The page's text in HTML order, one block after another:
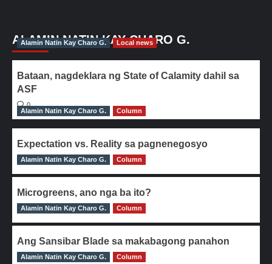
ALAMIN NATIN KAY CHARO G.
Alamin Natin Kay Charo G. Local news
Bataan, nagdeklara ng State of Calamity dahil sa
ASF
0
Alamin Natin Kay Charo G.
Column
Expectation vs. Reality sa pagnenegosyo
0
Alamin Natin Kay Charo G. Column
Microgreens, ano nga ba ito?
0
Alamin Natin Kay Charo G. Column
Ang Sansibar Blade sa makabagong panahon
0
Alamin Natin Kay Charo G. Column